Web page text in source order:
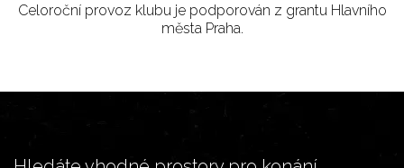
Celoroční provoz klubu je podporován z grantu Hlavního
města Praha.